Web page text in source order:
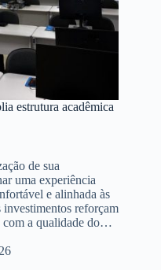
estrutura acadêmica
de sua
uma experiência
e alinhada às
investimentos reforçam
com a qualidade do…